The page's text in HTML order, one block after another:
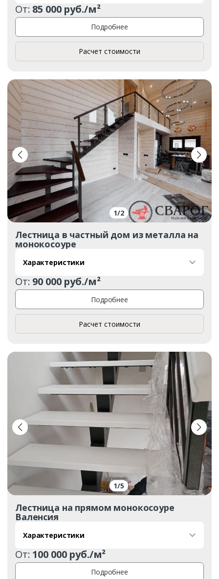
От: 85 000 руб./м²
Подробнее
Расчет стоимости
1/2
Лестница в частный дом из металла на
монокосоуре
Характеристики
От: 90 000 руб./м²
Подробнее
Расчет стоимости
1/5
Лестница на прямом монокосоуре
Валенсия
Характеристики
От: 100 000 руб./м²
Подробнее